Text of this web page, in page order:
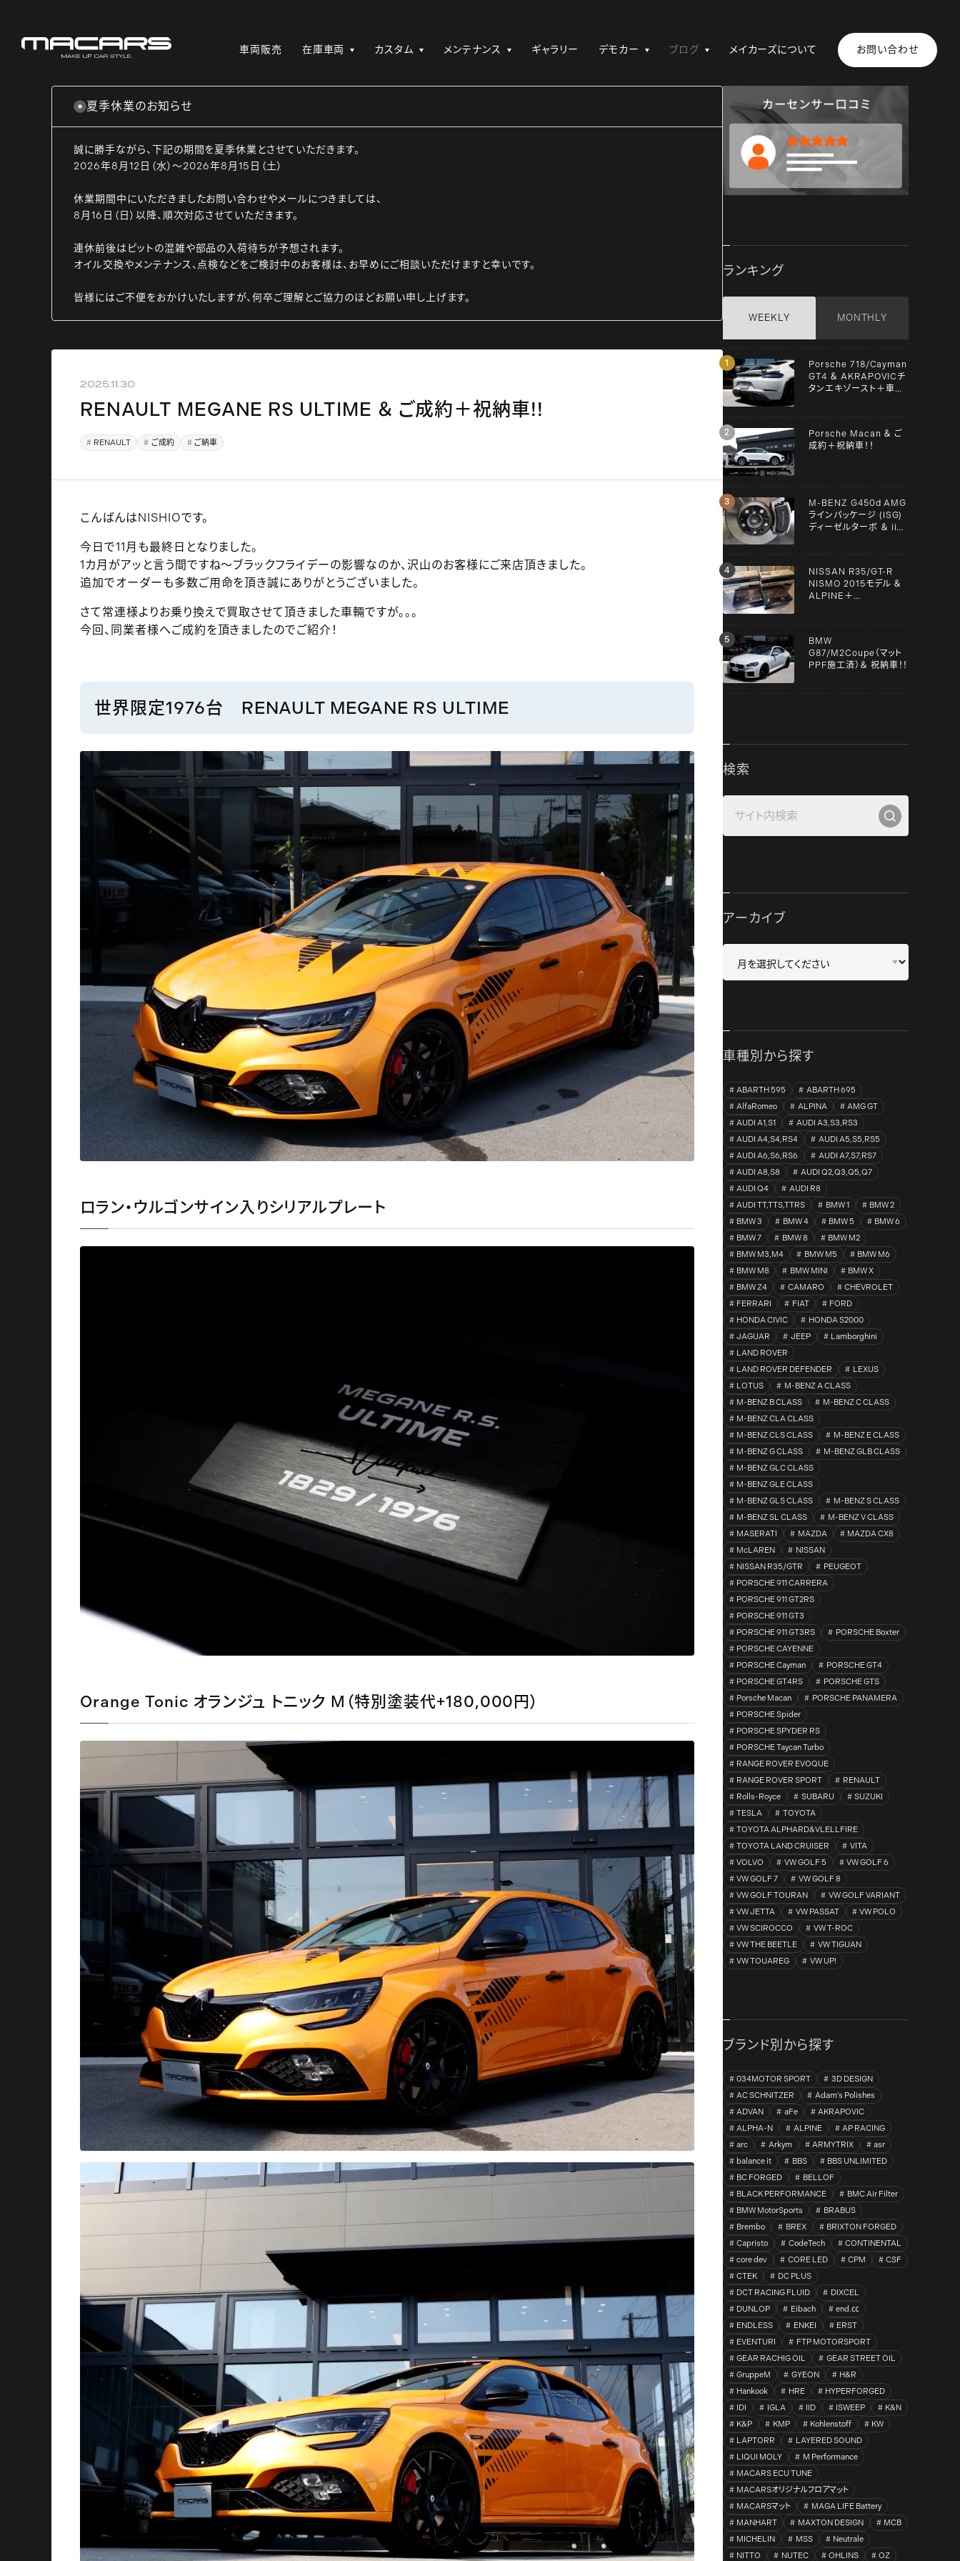
車両販売 在庫車両 カスタム メンテナンス ギャラリー デモカー ブログ メイカーズについて お問い合わせ
夏季休業のお知らせ
誠に勝手ながら、下記の期間を夏季休業とさせていただきます。
2026年8月12日（水）～2026年8月15日（土）
休業期間中にいただきましたお問い合わせやメールにつきましては、
8月16日（日）以降、順次対応させていただきます。
連休前後はピットの混雑や部品の入荷待ちが予想されます。
オイル交換やメンテナンス、点検などをご検討中のお客様は、お早めにご相談いただけますと幸いです。
皆様にはご不便をおかけいたしますが、何卒ご理解とご協力のほどお願い申し上げます。
2025.11.30
RENAULT MEGANE RS ULTIME ＆ ご成約＋祝納車!!
RENAULT ご成約 ご納車
こんばんはNISHIOです。
今日で11月も最終日となりました。
1カ月がアッと言う間ですね～ブラックフライデーの影響なのか、沢山のお客様にご来店頂きました。
追加でオーダーも多数ご用命を頂き誠にありがとうございました。
さて常連様よりお乗り換えで買取させて頂きました車輛ですが。。。
今回、同業者様へご成約を頂きましたのでご紹介！
世界限定1976台 RENAULT MEGANE RS ULTIME
ロラン・ウルゴンサイン入りシリアルプレート
Orange Tonic オランジュ トニック M（特別塗装代+180,000円）
ランキング
WEEKLY MONTHLY
Porsche 718/Cayman
GT4 ＆ AKRAPOVICチ
タンエキゾースト＋車検
Porsche Macan ＆ ご
成約＋祝納車！！
M-BENZ G450d AMG
ラインパッケージ (ISG)
ディーゼルターボ ＆ iiD
NISSAN R35/GT-R
NISMO 2015モデル ＆
ALPINE＋
BMW
G87/M2Coupe（マット
PPF施工済）＆ 祝納車！！
検索
アーカイブ
車種別から探す
ABARTH 595
ABARTH 695
AlfaRomeo
ALPINA
AMG GT
AUDI A1,S1
AUDI A3,S3,RS3
AUDI A4,S4,RS4
AUDI A5,S5,RS5
AUDI A6,S6,RS6
AUDI A7,S7,RS7
AUDI A8,S8
AUDI Q2,Q3,Q5,Q7
AUDI Q4
AUDI R8
AUDI TT,TTS,TTRS
BMW 1
BMW 2
BMW 3
BMW 4 BMW 5
BMW 6
BMW 7
BMW 8
BMW M2
BMW M3,M4
BMW M5
BMW M6
BMW M8
BMW MINI
BMW X
BMW Z4
CAMARO
CHEVROLET
FERRARI
FIAT
FORD
HONDA CIVIC
HONDA S2000
JAGUAR
JEEP
Lamborghini
LAND ROVER
LAND ROVER DEFENDER
LEXUS
LOTUS
M-BENZ A CLASS
M-BENZ B CLASS
M-BENZ C CLASS
M-BENZ CLA CLASS
M-BENZ CLS CLASS
M-BENZ E CLASS
M-BENZ G CLASS
M-BENZ GLB CLASS
M-BENZ GLC CLASS
M-BENZ GLE CLASS
M-BENZ GLS CLASS
M-BENZ S CLASS
M-BENZ SL CLASS
M-BENZ V CLASS
MASERATI
MAZDA
MAZDA CX8
McLAREN
NISSAN
NISSAN R35/GTR
PEUGEOT
PORSCHE 911 CARRERA
PORSCHE 911 GT2RS
PORSCHE 911 GT3
PORSCHE 911 GT3RS
PORSCHE Boxter
PORSCHE CAYENNE
PORSCHE Cayman
PORSCHE GT4
PORSCHE GT4RS
PORSCHE GTS
Porsche Macan
PORSCHE PANAMERA
PORSCHE Spider
PORSCHE SPYDER RS
PORSCHE Taycan Turbo
RANGE ROVER EVOQUE
RANGE ROVER SPORT
RENAULT
Rolls-Royce
SUBARU
SUZUKI
TESLA
TOYOTA
TOYOTA ALPHARD&VLELLFIRE
TOYOTA LAND CRUISER
VITA
VOLVO
VW GOLF 5
VW GOLF 6
VW GOLF 7
VW GOLF 8
VW GOLF TOURAN
VW GOLF VARIANT
VW JETTA
VW PASSAT
VW POLO
VW SCIROCCO
VW T-ROC
VW THE BEETLE
VW TIGUAN
VW TOUAREG
VW UP!
ブランド別から探す
034MOTOR SPORT
3D DESIGN
AC SCHNITZER
Adam's Polishes
ADVAN
aFe
AKRAPOVIC
ALPHA-N
ALPINE
AP RACING
arc
Arkym ARMYTRIX
asr
balance it
BBS
BBS UNLIMITED
BC FORGED
BELLOF
BLACK PERFORMANCE
BMC Air Filter
BMW MotorSports
BRABUS
Brembo
BREX
BRIXTON FORGED
Capristo
CodeTech
CONTINENTAL
core dev
CORE LED CPM
CSF
CTEK
DC PLUS
DCT RACING FLUID
DIXCEL
DUNLOP
Eibach
end.㏄
ENDLESS
ENKEI
ERST
EVENTURI
FTP MOTORSPORT
GEAR RACHIG OIL
GEAR STREET OIL
GruppeM
GYEON
H&R
Hankook
HRE
HYPERFORGED
IDI
IGLA IID ISWEEP
K&N
K&P
KMP Kohlenstoff
KW
LAPTORR
LAYERED SOUND
LIQUI MOLY
M Performance
MACARS ECU TUNE
MACARSオリジナルフロアマット
MACARSマット
MAGA LIFE Battery
MANHART
MAXTON DESIGN
MCB
MICHELIN
MSS
Neutrale
NITTO
NUTEC OHLINS OZ